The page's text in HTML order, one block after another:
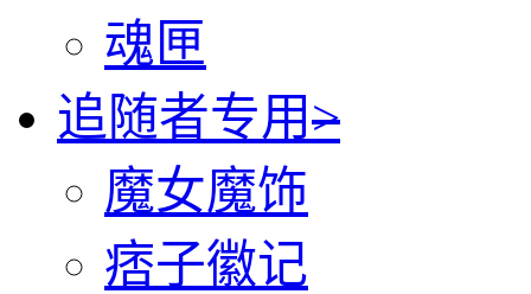
魂匣
追随者专用>
魔女魔饰
痞子徽记